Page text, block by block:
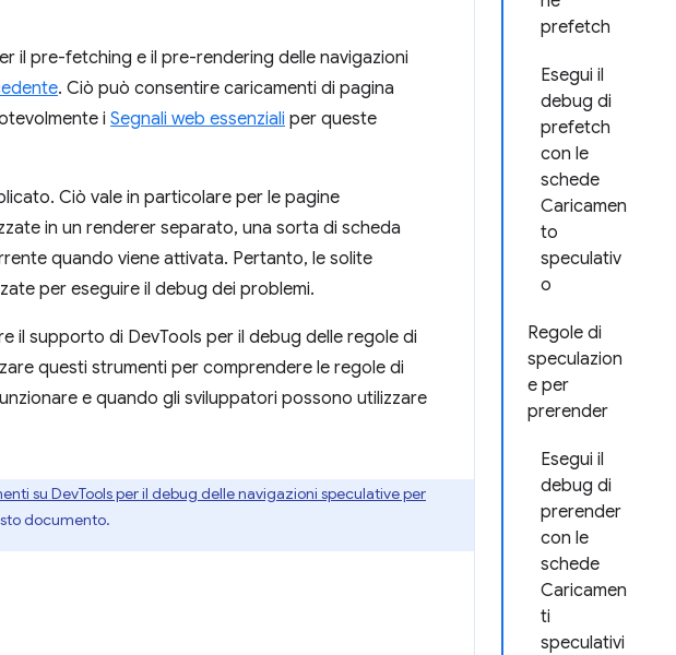
prefetch
Esegui il
debug di
prefetch
con le
schede
Caricamen
to
speculativ
o
Regole di
speculazion
e per
prerender
Esegui il
debug di
prerender
con le
schede
Caricamen
ti
speculativi
il pre-fetching e il pre-rendering delle navigazioni
. Ciò può consentire caricamenti di pagina
i Segnali web essenziali per queste
Ciò vale in particolare per le pagine
in un renderer separato, una sorta di scheda
quando viene attivata. Pertanto, le solite
per eseguire il debug dei problemi.
il supporto di DevTools per il debug delle regole di
questi strumenti per comprendere le regole di
e quando gli sviluppatori possono utilizzare
su DevTools per il debug delle navigazioni speculative per
documento.